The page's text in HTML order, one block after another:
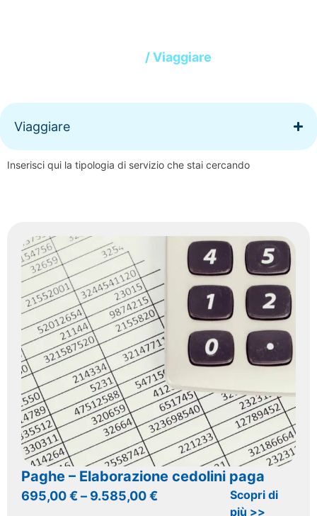
/ Viaggiare
Viaggiare
Inserisci qui la tipologia di servizio che stai cercando
Paghe – Elaborazione cedolini paga
695,00€– 9.585,00€
Scopri di
più >>